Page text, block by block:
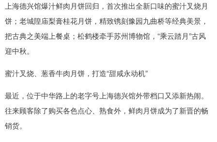
上海德兴馆爆汁鲜肉月饼回归，首次推出全新口味的蜜汁叉烧月
饼；老城隍庙梨膏桂花月饼，精致镌刻豫园九曲桥等经典美景，
把古典之美端上餐桌；松鹤楼牵手苏州博物馆，“乘云踏月”古风
迎中秋。
蜜汁叉烧、葱香牛肉月饼，打造“甜咸永动机”
最近，位于中华路上的老字号上海德兴馆外带档口又添新热闹。
往来顾客除了购买各色点心、熟食外，鲜肉月饼成为了新晋的畅
销货。